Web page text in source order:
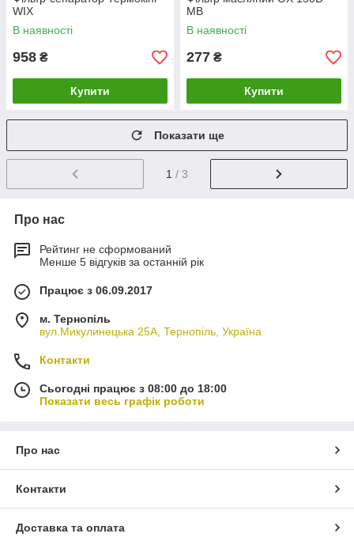
WIX
В наявності
958 ₴
Купити
MB
В наявності
277 ₴
Купити
Показати ще
1 / 3
Про нас
Рейтинг не сформований
Менше 5 відгуків за останній рік
Працює з 06.09.2017
м. Тернопіль
вул.Микулинецька 25А, Тернопіль, Україна
Контакти
Сьогодні працює з 08:00 до 18:00
Показати весь графік роботи
Про нас
Контакти
Доставка та оплата